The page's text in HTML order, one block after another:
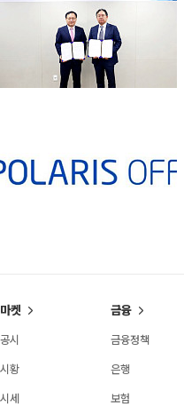
마켓
공시
시황
시세
금융
금융정책
은행
보험